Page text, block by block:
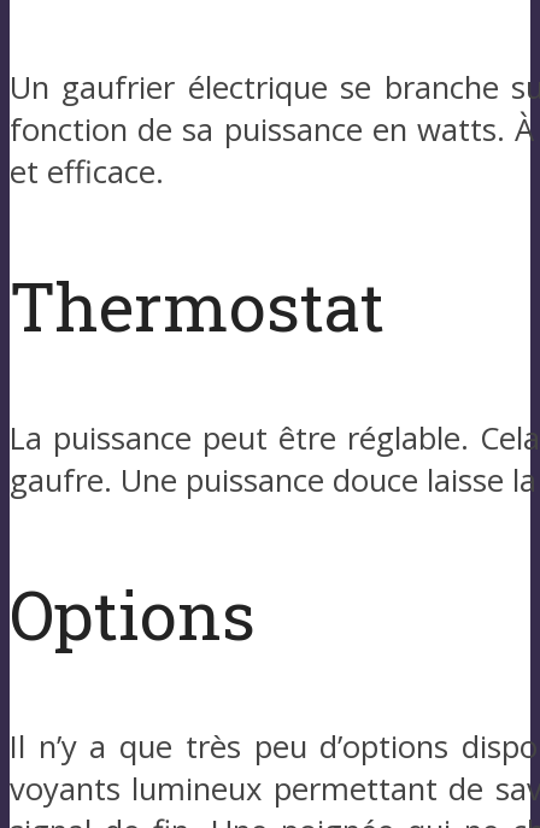
Un gaufrier électrique se branche
fonction de sa puissance en watts.
et efficace.
Thermostat
La puissance peut être réglable.
gaufre. Une puissance douce laisse
Options
Il n’y a que très peu d’options
voyants lumineux permettant de